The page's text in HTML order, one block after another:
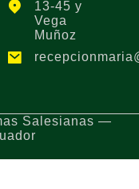
13-45 y
Vega
Muñoz
Salesianas —